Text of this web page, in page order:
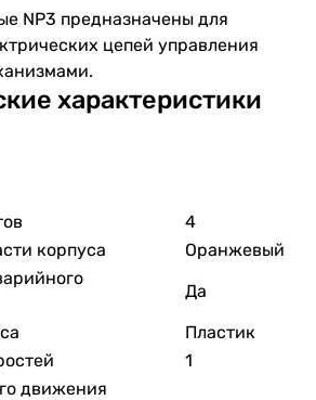
NP3 предназначены для
цепей управления
характеристики
4
корпуса
Оранжевый
Да
Пластик
1
движения